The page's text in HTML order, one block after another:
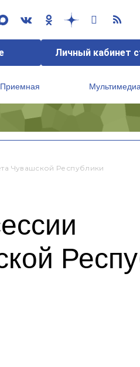
Личный кабинет
Приемная
Чувашской Республики